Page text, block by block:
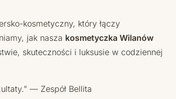
kosmetyczny, który łączy
jak nasza kosmetyczka Wilanów
skuteczności i luksusie w codziennej
— Zespół Bellita